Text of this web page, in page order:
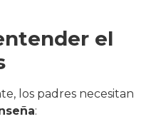
el
los padres necesitan
: